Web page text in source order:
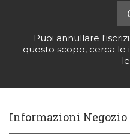
Puoi annullare
questo scopo, cerca
Informazioni Negozio